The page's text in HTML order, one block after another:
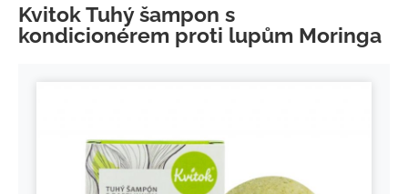
Kvitok Tuhý šampon s
kondicionérem proti lupům Moringa